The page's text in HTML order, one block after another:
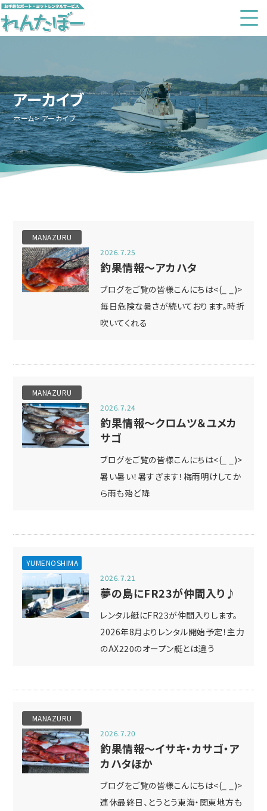
アーカイブ
ホーム アーカイブ
MANAZURU
2026.7.25
釣果情報～アカハタ
ブログをご覧の皆様こんにちは<(_ _)>
毎日危険な暑さが続いております。時折
吹いてくれる
MANAZURU
2026.7.24
釣果情報～クロムツ＆ユメカ
サゴ
ブログをご覧の皆様こんにちは<(_ _)>
暑い暑い！暑すぎます！梅雨明けしてか
ら雨も殆ど降
YUMENOSHIMA
2026.7.21
夢の島にFR23が仲間入り♪
レンタル艇にFR23が仲間入りします。
2026年8月よりレンタル開始予定！主力
のAX220のオープン艇とは違う
MANAZURU
2026.7.20
釣果情報～イサキ・カサゴ・ア
カハタほか
ブログをご覧の皆様こんにちは<(_ _)>
連休最終日、とうとう東海・関東地方も